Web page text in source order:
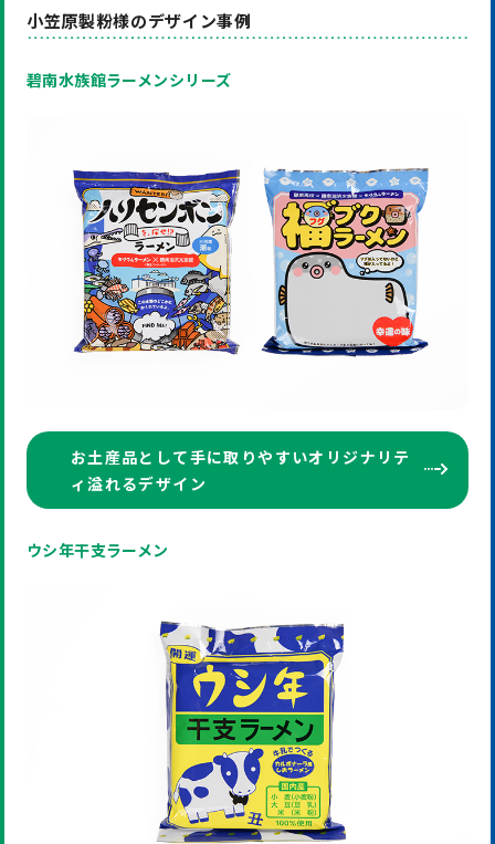
小笠原製粉様のデザイン事例
碧南水族館ラーメンシリーズ
お土産品として手に取りやすいオリジナリテ
ィ溢れるデザイン
ウシ年干支ラーメン